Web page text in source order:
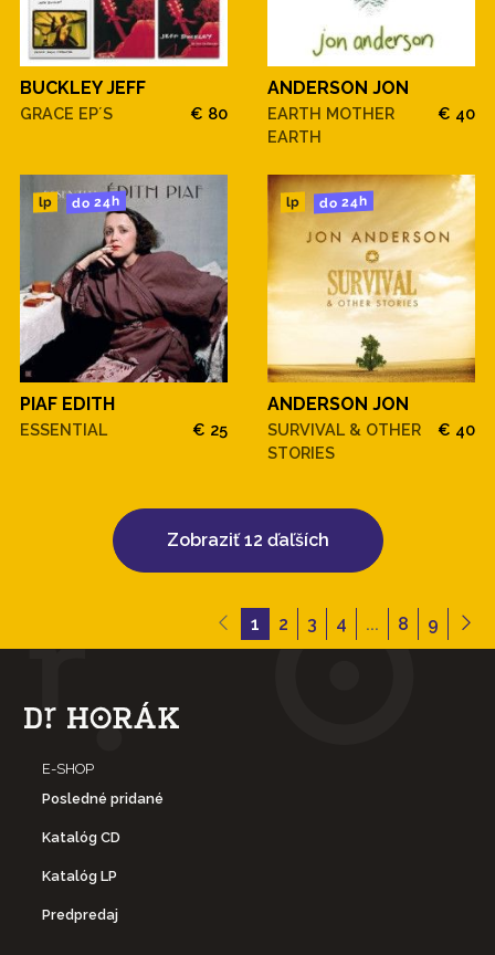
BUCKLEY JEFF
GRACE EP´S € 80
ANDERSON JON
EARTH MOTHER
EARTH
€ 40
lp do 24h
PIAF EDITH
ESSENTIAL € 25
lp do 24h
ANDERSON JON
SURVIVAL & OTHER
STORIES
€ 40
Zobraziť 12 ďaľších
1 2 3 4 ... 8 9
E-SHOP
Posledné pridané
Katalóg CD
Katalóg LP
Predpredaj